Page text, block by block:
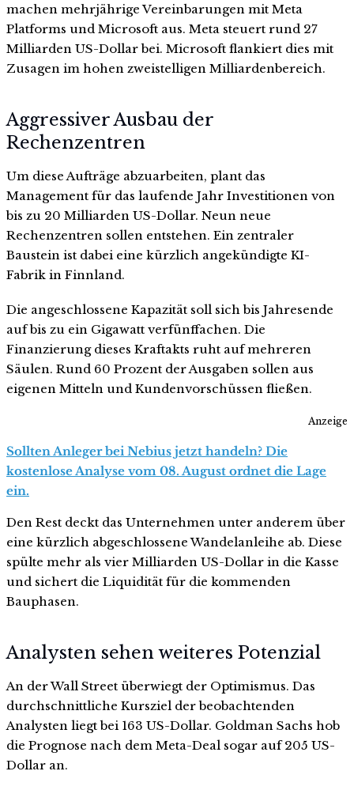
machen mehrjährige Vereinbarungen mit Meta
Platforms und Microsoft aus. Meta steuert rund 27
Milliarden US-Dollar bei. Microsoft flankiert dies mit
Zusagen im hohen zweistelligen Milliardenbereich.
Aggressiver Ausbau der
Rechenzentren
Um diese Aufträge abzuarbeiten, plant das
Management für das laufende Jahr Investitionen von
bis zu 20 Milliarden US-Dollar. Neun neue
Rechenzentren sollen entstehen. Ein zentraler
Baustein ist dabei eine kürzlich angekündigte KI-
Fabrik in Finnland.
Die angeschlossene Kapazität soll sich bis Jahresende
auf bis zu ein Gigawatt verfünffachen. Die
Finanzierung dieses Kraftakts ruht auf mehreren
Säulen. Rund 60 Prozent der Ausgaben sollen aus
eigenen Mitteln und Kundenvorschüssen fließen.
Anzeige
Sollten Anleger bei Nebius jetzt handeln? Die
kostenlose Analyse vom 08. August ordnet die Lage
ein.
Den Rest deckt das Unternehmen unter anderem über
eine kürzlich abgeschlossene Wandelanleihe ab. Diese
spülte mehr als vier Milliarden US-Dollar in die Kasse
und sichert die Liquidität für die kommenden
Bauphasen.
Analysten sehen weiteres Potenzial
An der Wall Street überwiegt der Optimismus. Das
durchschnittliche Kursziel der beobachtenden
Analysten liegt bei 163 US-Dollar. Goldman Sachs hob
die Prognose nach dem Meta-Deal sogar auf 205 US-
Dollar an.